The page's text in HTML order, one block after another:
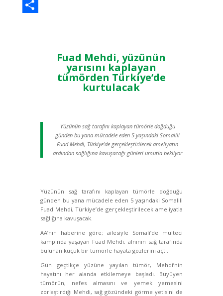
WhatsApp
Fuad Mehdi, yüzünün
yarısını kaplayan
tümörden Türkiye’de
kurtulacak
Yüzünün sağ tarafını kaplayan tümörle doğduğu
günden bu yana mücadele eden 5 yaşındaki Somalili
Fuad Mehdi, Türkiye’de gerçekleştirilecek ameliyatın
ardından sağlığına kavuşacağı günleri umutla bekliyor
Yüzünün sağ tarafını kaplayan tümörle doğduğu
günden bu yana mücadele eden 5 yaşındaki Somalili
Fuad Mehdi, Türkiye’de gerçekleştirilecek ameliyatla
sağlığına kavuşacak.
AA’nın haberine göre; ailesiyle Somali’de mülteci
kampında yaşayan Fuad Mehdi, alnının sağ tarafında
bulunan küçük bir tümörle hayata gözlerini açtı.
Gün geçtikçe yüzüne yayılan tümör, Mehdi’nin
hayatını her alanda etkilemeye başladı. Büyüyen
tümörün, nefes almasını ve yemek yemesini
zorlaştırdığı Mehdi, sağ gözündeki görme yetisini de